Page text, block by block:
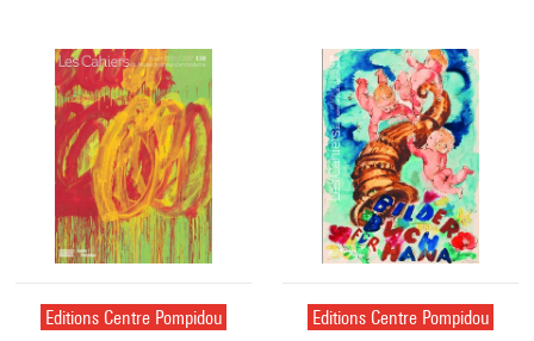
Editions Centre Pompidou
Editions Centre Pompidou